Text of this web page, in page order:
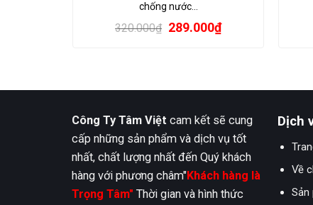
chống nước…
320.000₫ Giá
289.000₫Giá
hiện
Công Ty Tâm Việt cam kết sẽ cung
cấp những sản phẩm và dịch vụ tốt
nhất, chất lượng nhất đến Quý khách
hàng với phương châm"Khách hàng là
Trọng Tâm" Thời gian và hình thức
Dịch
Về
Sản